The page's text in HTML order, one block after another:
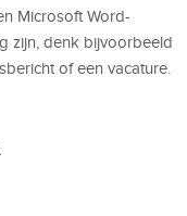
Microsoft Word-
zijn, denk bijvoorbeeld
of een vacature.